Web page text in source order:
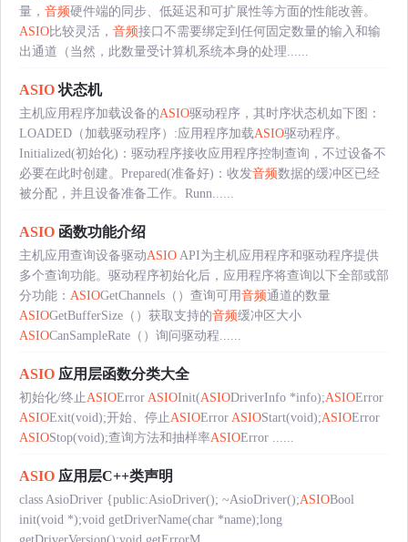
量， 音频硬件端的同步、低延迟和可扩展性等方面的性能改善。
ASIO比较灵活， 音频接口不需要绑定到任何固定数量的输入和输
出通道（当然，此数量受计算机系统本身的处理......
ASIO状态机
主机应用程序加载设备的ASIO驱动程序，其时序状态机如下图：
LOADED（加载驱动程序）:应用程序加载ASIO驱动程序。
Initialized(初始化)：驱动程序接收应用程序控制查询，不过设备不
必要在此时创建。Prepared(准备好)：收发音频数据的缓冲区已经
被分配，并且设备准备工作。Runn......
ASIO 函数功能介绍
主机应用查询设备驱动ASIO API为主机应用程序和驱动程序提供
多个查询功能。驱动程序初始化后，应用程序将查询以下全部或部
分功能： ASIOGetChannels（）查询可用音频通道的数量
ASIOGetBufferSize（）获取支持的音频缓冲区大小
ASIOCanSampleRate（）询问驱动程......
ASIO 应用层函数分类大全
初始化/终止ASIOError ASIOInit(ASIODriverInfo *info);ASIOError
ASIOExit(void);开始、停止ASIOError ASIOStart(void);ASIOError
ASIOStop(void);查询方法和抽样率ASIOError ......
ASIO 应用层C++类声明
class AsioDriver {public:AsioDriver(); ~AsioDriver();ASIOBool
init(void *);void getDriverName(char *name);long